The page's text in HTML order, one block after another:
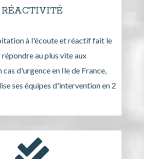
RÉACTIVITÉ
à l'écoute et réactif fait le
au plus vite aux
cas d'urgence en Ile de France,
ses équipes d'intervention en 2